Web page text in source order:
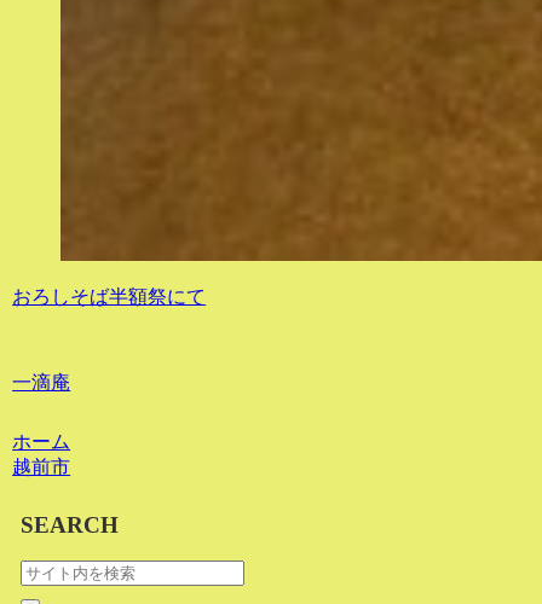
おろしそば半額祭にて
一滴庵
ホーム
越前市
SEARCH